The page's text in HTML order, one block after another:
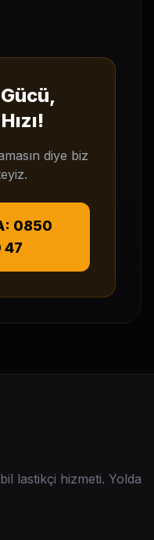
diye biz
0850
47
lastikçi hizmeti. Yolda